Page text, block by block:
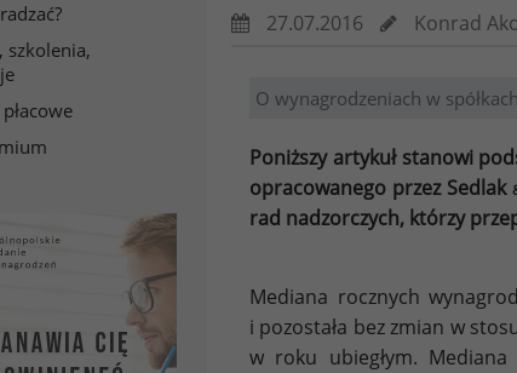
szkolenia,
27.07.2016 Konrad
O wynagrodzeniach w
Poniższy artykuł stanowi
opracowanego przez Sedlak
rad nadzorczych, którzy
Mediana rocznych
i pozostała bez zmian w
w roku ubiegłym.